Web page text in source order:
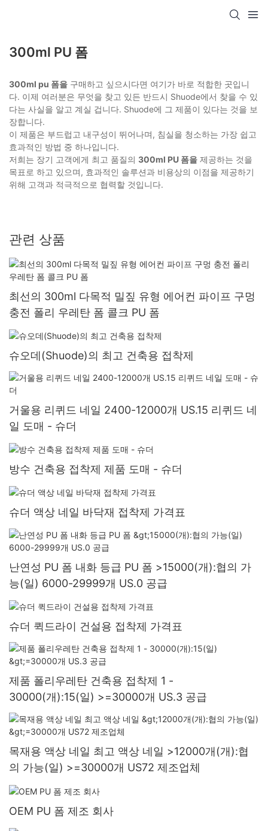
300ml PU 폼
300ml pu 폼을 구매하고 싶으시다면 여기가 바로 적합한 곳입니
다. 이제 여러분은 무엇을 찾고 있든 반드시 Shuode에서 찾을 수 있
다는 사실을 알고 계실 겁니다. Shuode에 그 제품이 있다는 것을 보
장합니다.
이 제품은 부드럽고 내구성이 뛰어나며, 침실을 청소하는 가장 쉽고
효과적인 방법 중 하나입니다.
저희는 장기 고객에게 최고 품질의 300ml PU 폼을 제공하는 것을
목표로 하고 있으며, 효과적인 솔루션과 비용상의 이점을 제공하기
위해 고객과 적극적으로 협력할 것입니다.
관련 상품
최선의 300ml 다목적 밀짚 유형 에어컨 파이프 구멍
충전 폴리 우레탄 폼 콜크 PU 폼
슈오데(Shuode)의 최고 건축용 접착제
거울용 리퀴드 네일 2400-12000개 US.15 리퀴드 네
일 도매 - 슈더
방수 건축용 접착제 제품 도매 - 슈더
슈더 액상 네일 바닥재 접착제 가격표
난연성 PU 폼 내화 등급 PU 폼 >15000(개):협의 가
능(일) 6000-29999개 US.0 공급
슈더 퀵드라이 건설용 접착제 가격표
제품 폴리우레탄 건축용 접착제 1 -
30000(개):15(일) >=30000개 US.3 공급
목재용 액상 네일 최고 액상 네일 >12000개(개):협
의 가능(일) >=30000개 US72 제조업체
OEM PU 폼 제조 회사